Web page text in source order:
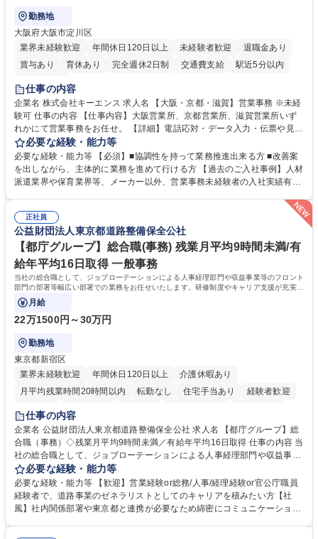
勤務地
大阪府大阪市淀川区
業界未経験歓迎
年間休日120日以上 未経験者歓迎
退職金あり
賞与あり
育休あり 完全週休2日制 交通費支給
駅近5分以内
土日祝休み
仕事の内容
企業名 株式会社キーエンス 求人名 【大阪・京都・滋賀】営業事務 ※未経
験可 仕事の内容 【仕事内容】大阪営業所、京都営業所、滋賀営業所いず
れかにて営業事務をお任せ。 【詳細】電話応対・データ入力・伝票や見積
の作成・カタログ送付・来客対応・営業所内で発生する事務業務や業務改
善をお任せ。 【教育制度】ご入社後、育成担当とペアになりながらOJTに
て業務を覚えていただくことが可能です。業務システムがきちんと構築さ
れているため、スムーズに仕事に慣れることができる環境です。また、
常に改善を目指す風土のため、安心して業務に取り組んでいただけます。
募集職種 【大阪・京都・滋賀】営業事務 ※未経験可
必要な経験・能力等
必要な経験・能力等 【必須】■協調性を持って業務推進出来る方 ■改善案
を出しながら、主体的に業務を進めて行ける方 【過去のご入社事例】人材
派遣業界や保育業界等、メーカー以外、営業事務未経験者の入社実績有
により、キーエンスの付加価値向上に貢献します。ベースの定型業務に加
えて、お客様や社員の状況に合わせ、能動的なサポート、改善の動きも期
待され。組織を支えるスペシャリストとして、チームに貢献し、結果的に
社員から頼られる存在になることができます。平均19:30の退勤以降の業
務の持ち帰りも禁止されており、メリハリのある働き方となります。 学
歴・資格 学歴：大学院 大学 高専 短大 語学力： 資格：
正社員
公益財団法人東京都道路整備保全公社
【都庁グループ】総合職(事務) 残業月平均9時間未満/有
給年平均16日取得 一般事務
当社の総合職として、ジョブローテーションによる人事経理部門や収益事業等のフロント
部門の部署等幅広い部署での業務をお任せいたします。研修制度やキャリア支援が充実し
ております！ ※下記業務詳細
月給
22万1500円～30万円
勤務地
東京都新宿区
業界未経験歓迎
年間休日120日以上
介護休暇あり
月平均残業時間20時間以内
転勤なし 住宅手当あり
経験者歓迎
研修あり
退職金あり
駅近5分以内
資格取得手当あり 食事補助あり
仕事の内容
企業名 公益財団法人東京都道路整備保全公社 求人名 【都庁グループ】総
合職（事務）◇残業月平均9時間未満／有給年平均16日取得 仕事の内容 当
社の総合職として、ジョブローテーションによる人事経理部門や収益事業
等のフロント部門の部署等幅広い部署での業務をお任せいたします。研修
制度やキャリア支援が充実しております！ ※下記業務詳細 【業務詳細】■
管理部門：広報、人事、経理など当公社の運営に係る管理業務 ■収益部
門：駐車場の新規開拓、管理運営、新宿駅西口広場の「イベントコーナ
必要な経験・能力等
必要な経験・能力等 【歓迎】営業経験or総務/人事/経理経験or官公庁職員
経験者で、道路事業のゼネラリストとしてのキャリアを積みたい方【社
風】社内関係部署や東京都と連携が必要なため綿密にコミュニケーション